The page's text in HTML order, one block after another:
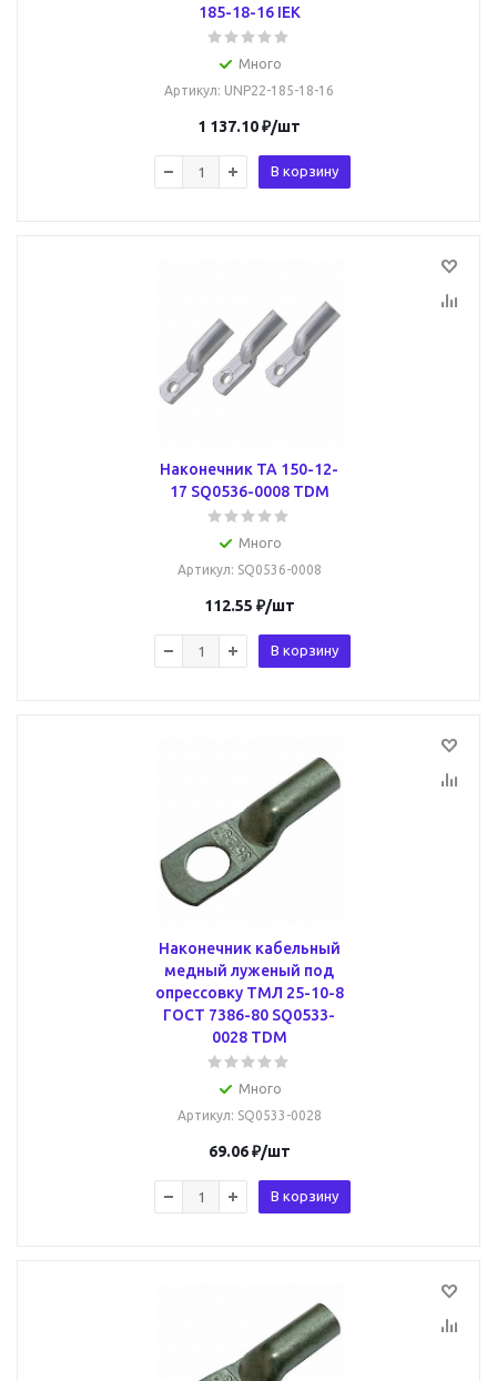
185-18-16 IEK
Много
Артикул: UNP22-185-18-16
1 137.10₽/шт
В корзину
Наконечник ТА 150-12-
17 SQ0536-0008 TDM
Много
Артикул: SQ0536-0008
112.55 ₽/шт
В корзину
Наконечник кабельный
медный луженый под
опрессовку ТМЛ 25-10-8
ГОСТ 7386-80 SQ0533-
0028 TDM
Много
Артикул: SQ0533-0028
69.06₽/шт
В корзину